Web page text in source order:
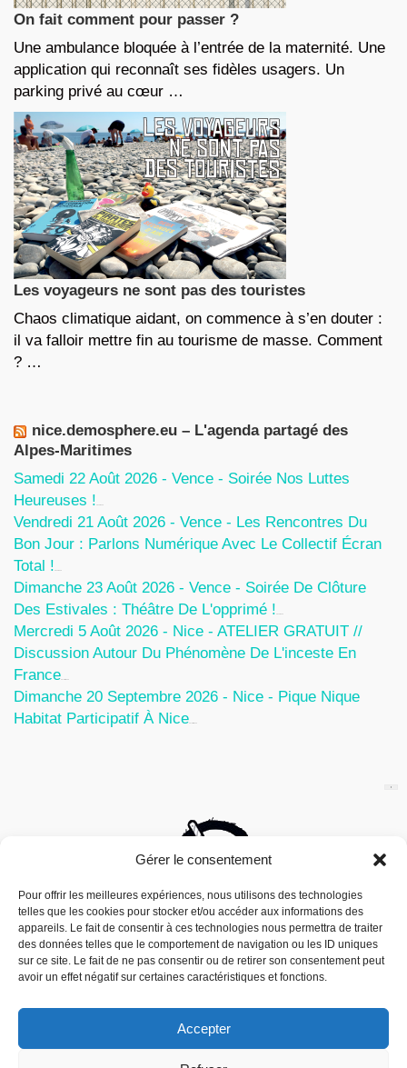
Gérer le consentement
Pour offrir les meilleures expériences, nous utilisons des technologies
telles que les cookies pour stocker et/ou accéder aux informations des
appareils. Le fait de consentir à ces technologies nous permettra de traiter
des données telles que le comportement de navigation ou les ID uniques
sur ce site. Le fait de ne pas consentir ou de retirer son consentement peut
avoir un effet négatif sur certaines caractéristiques et fonctions.
Accepter
On fait comment pour passer ?
Une ambulance bloquée à l’entrée de la maternité. Une
application qui reconnaît ses fidèles usagers. Un
parking privé au cœur …
Les voyageurs ne sont pas des touristes
Chaos climatique aidant, on commence à s’en douter :
il va falloir mettre fin au tourisme de masse. Comment
? …
nice.demosphere.eu – L'agenda partagé des
Alpes-Maritimes
Samedi 22 Août 2026 - Vence - Soirée Nos Luttes
Heureuses !
Vendredi 21 Août 2026 - Vence - Les Rencontres Du
Bon Jour : Parlons Numérique Avec Le Collectif Écran
Total !
Dimanche 23 Août 2026 - Vence - Soirée De Clôture
Des Estivales : Théâtre De L'opprimé !
Mercredi 5 Août 2026 - Nice - ATELIER GRATUIT //
Discussion Autour Du Phénomène De L'inceste En
France
Dimanche 20 Septembre 2026 - Nice - Pique Nique
Habitat Participatif À Nice